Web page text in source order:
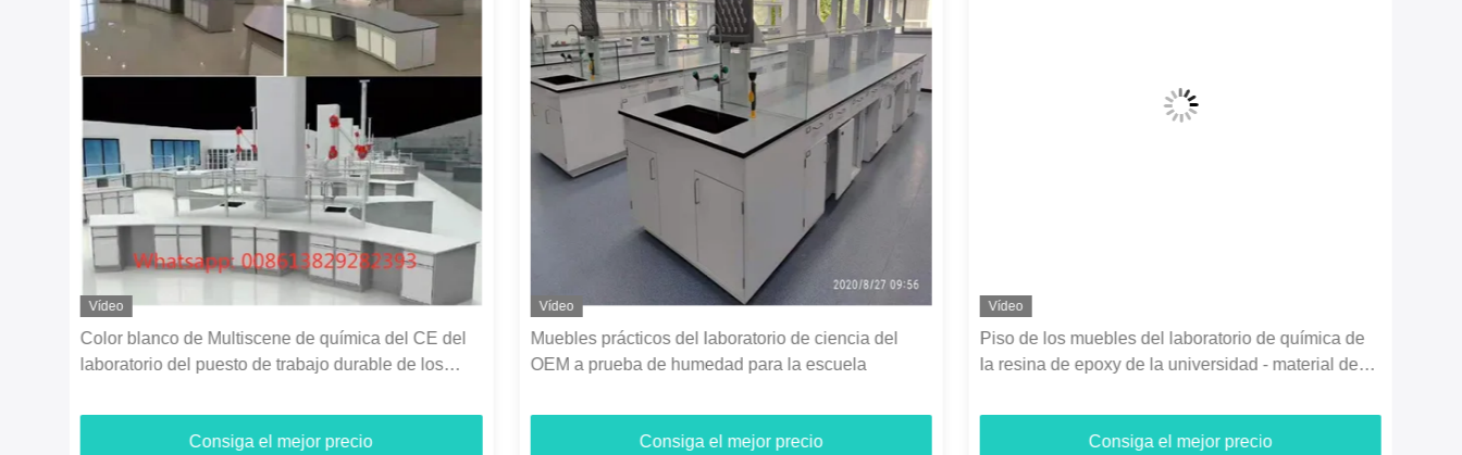
Vídeo
Color blanco de Multiscene de química del CE del
laboratorio del puesto de trabajo durable de los
Consiga el mejor precio
Vídeo
Muebles prácticos del laboratorio de ciencia del
OEM a prueba de humedad para la escuela
Consiga el mejor precio
Vídeo
Piso de los muebles del laboratorio de química de
la resina de epoxy de la universidad - material de
Consiga el mejor precio